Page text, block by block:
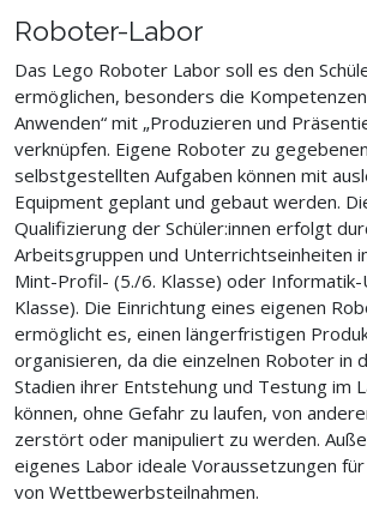
Roboter-Labor
Das Lego Roboter Labor soll es den
ermöglichen, besonders die
Anwenden“ mit „Produzieren und
verknüpfen. Eigene Roboter zu
selbstgestellten Aufgaben können mit
Equipment geplant und gebaut werden.
Qualifizierung der Schüler:innen erfolgt
Arbeitsgruppen und Unterrichtseinheiten
Mint-Profil- (5./6. Klasse) oder
Klasse). Die Einrichtung eines eigenen
ermöglicht es, einen längerfristigen
organisieren, da die einzelnen Roboter in
Stadien ihrer Entstehung und Testung im
können, ohne Gefahr zu laufen, von
zerstört oder manipuliert zu werden.
eigenes Labor ideale Voraussetzungen
von Wettbewerbsteilnahmen.